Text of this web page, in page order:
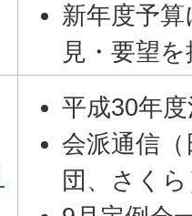
新年度予
見・要望
平成30年
会派通信
団、さく